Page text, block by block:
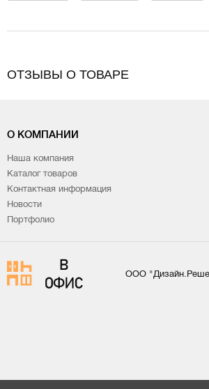
ОТЗЫВЫ О ТОВАРЕ
О КОМПАНИИ
Наша компания
Каталог товаров
Контактная информация
Новости
Портфолио
ООО